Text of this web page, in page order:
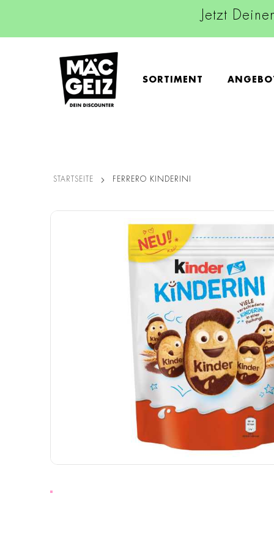
Jetzt
SORTIMENT
STARTSEITE FERRERO KINDERINI
Zum